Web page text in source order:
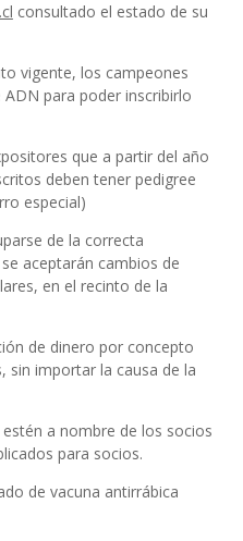
consultado el estado de su
vigente, los campeones
para poder inscribirlo
que a partir del año
deben tener pedigree
especial)
de la correcta
aceptarán cambios de
en el recinto de la
de dinero por concepto
sin importar la causa de la
a nombre de los socios
para socios.
de vacuna antirrábica